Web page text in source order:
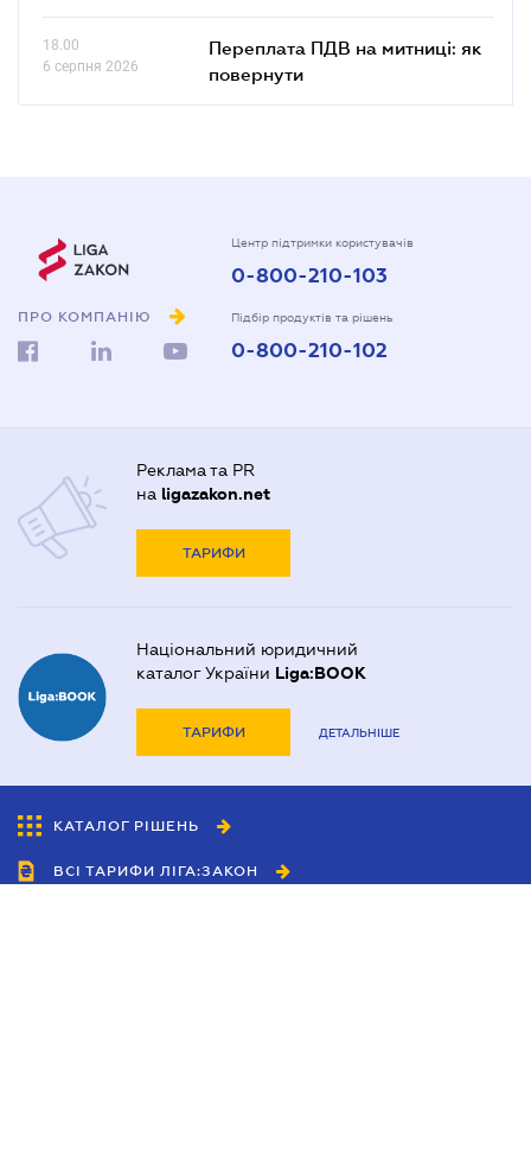
18.00
6 серпня 2026
Переплата ПДВ на митниці: як
повернути
ПРО КОМПАНІЮ
Центр підтримки користувачів
0-800-210-103
Підбір продуктів та рішень
0-800-210-102
Реклама та PR
на ligazakon.net
ТАРИФИ
Національний юридичний
каталог України Liga:BOOK
ТАРИФИ ДЕТАЛЬНІШЕ
КАТАЛОГ РІШЕНЬ
ВСІ ТАРИФИ ЛІГА:ЗАКОН